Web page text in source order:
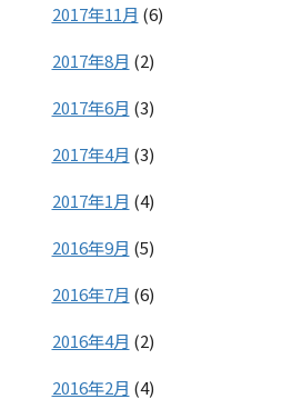
2017年11月 (6)
2017年8月 (2)
2017年6月 (3)
2017年4月 (3)
2017年1月 (4)
2016年9月 (5)
2016年7月 (6)
2016年4月 (2)
2016年2月 (4)